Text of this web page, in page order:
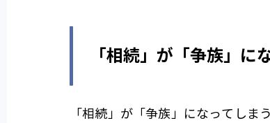
「相続」が「争族」に
「相続」が「争族」になってし